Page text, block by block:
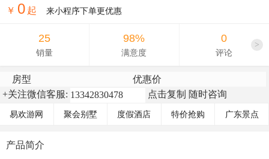
￥ 0 起 来小程序下单更优惠
25
销量
98%
满意度
0
评论
>
房型
优惠价
+关注微信客服:
点击复制 随时咨询
易欢游网 聚会别墅 度假酒店 特价抢购 广东景点
产品简介